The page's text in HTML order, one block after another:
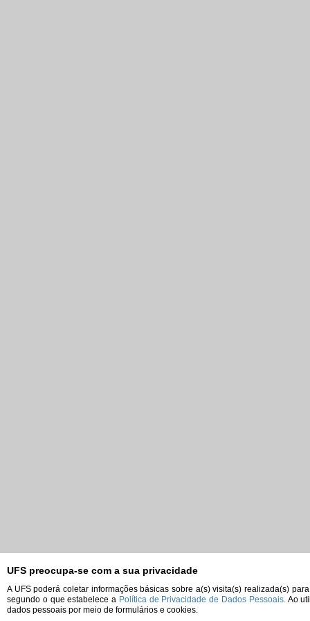
UFS preocupa-se com a sua privacidade
A UFS poderá coletar informações básicas sobre a(s) visita(s) realizada(s)
segundo o que estabelece a Política de Privacidade de Dados Pessoais.Ao
dados pessoais por meio de formulários e cookies.